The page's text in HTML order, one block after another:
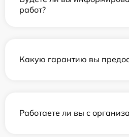
работ?
Какую гарантию вы
Работаете ли вы с